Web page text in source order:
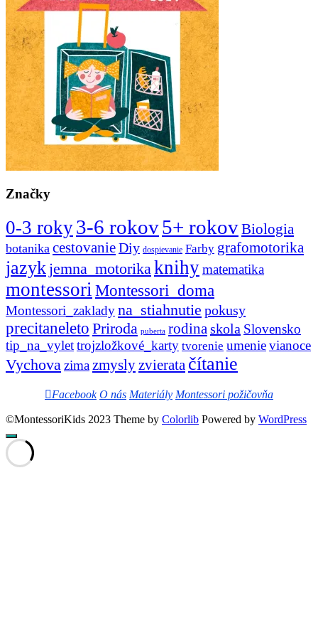
Značky
0-3 roky3-6 rokov5+ rokovBiologia
botanika cestovanieDiy dospievanie Farby grafomotorika
jazykjemna_motorikaknihymatematika
montessoriMontessori_doma
Montessori_zakladyna_stiahnutie pokusy
precitaneleto Priroda puberta rodinaskola Slovensko
tip_na_vylettrojzložkové_karty tvorenie umenievianoce
Vychovazima zmysly zvierata čítanie
Facebook O nás Materiály Montessori požičovňa
©MontessoriKids 2023 Theme by Colorlib Powered by WordPress